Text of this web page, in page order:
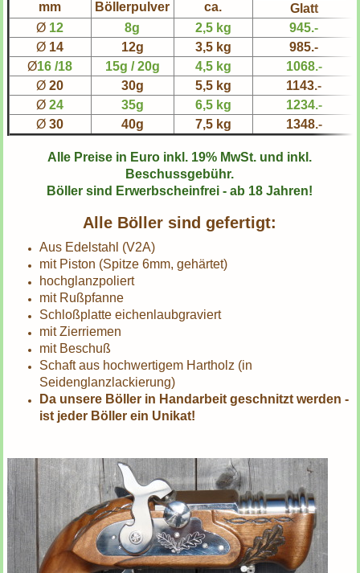
mm
Böllerpulver
ca.
Glatt
Ø 12 8g 2,5 kg
945.-
Ø 14 12g 3,5 kg
985.-
Ø16 /18 15g / 20g 4,5 kg
1068.-
Ø20 30g 5,5 kg
1143.-
Ø24 35g 6,5 kg
1234.-
Ø30 40g 7,5 kg 1348.-
Alle Preise in Euro inkl. 19% MwSt. und inkl.
Beschussgebühr.
Böller sind Erwerbscheinfrei - ab 18 Jahren!
Alle Böller sind gefertigt:
Aus Edelstahl (V2A)
mit Piston (Spitze 6mm, gehärtet)
hochglanzpoliert
mit Rußpfanne
Schloßplatte eichenlaubgraviert
mit Zierriemen
mit Beschuß
Schaft aus hochwertigem Hartholz (in
Seidenglanzlackierung)
Da unsere Böller in Handarbeit geschnitzt werden -
ist jeder Böller ein Unikat!